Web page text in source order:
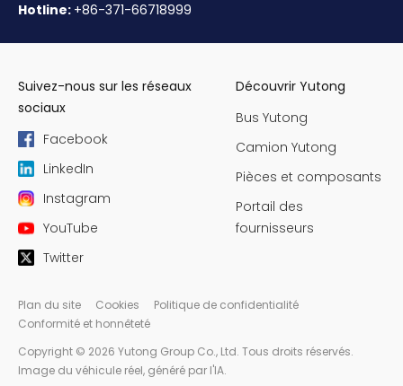
Hotline: +86-371-66718999
Suivez-nous sur les réseaux
sociaux
Facebook
LinkedIn
Instagram
YouTube
Twitter
Découvrir Yutong
Bus Yutong
Camion Yutong
Pièces et composants
Portail des
fournisseurs
Copyright © 2026 Yutong Group Co., Ltd. Tous droits réservés.
Image du véhicule réel, généré par l'IA.
Plan du site Cookies
Politique de confidentialité
Conformité et honnêteté